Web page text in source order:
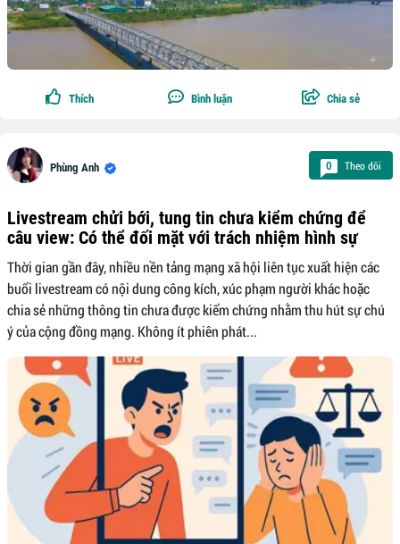
Thích Bình luận Chia sẻ
Phùng Anh 0 Theo dõi
Livestream chửi bới, tung tin chưa kiểm chứng để
câu view: Có thể đối mặt với trách nhiệm hình sự
Thời gian gần đây, nhiều nền tảng mạng xã hội liên tục xuất hiện các
buổi livestream có nội dung công kích, xúc phạm người khác hoặc
chia sẻ những thông tin chưa được kiểm chứng nhằm thu hút sự chú
ý của cộng đồng mạng. Không ít phiên phát...